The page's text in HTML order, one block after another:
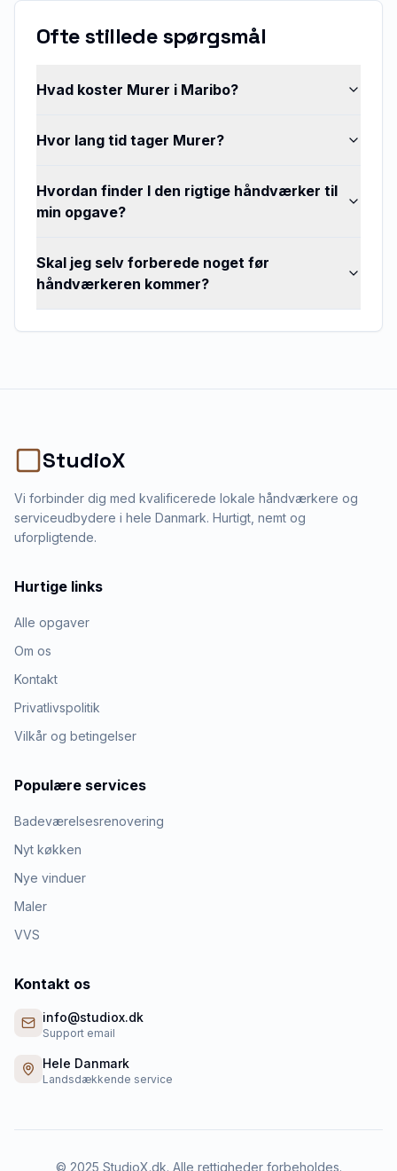
Ofte stillede spørgsmål
Hvad koster Murer i Maribo?
Hvor lang tid tager Murer?
Hvordan finder I den rigtige håndværker til
min opgave?
Skal jeg selv forberede noget før
håndværkeren kommer?
StudioX
Vi forbinder dig med kvalificerede lokale håndværkere og
serviceudbydere i hele Danmark. Hurtigt, nemt og
uforpligtende.
Hurtige links
Alle opgaver
Om os
Kontakt
Privatlivspolitik
Vilkår og betingelser
Populære services
Badeværelsesrenovering
Nyt køkken
Nye vinduer
Maler
VVS
Kontakt os
info@studiox.dk
Support email
Hele Danmark
Landsdækkende service
© 2025 StudioX.dk. Alle rettigheder forbeholdes.